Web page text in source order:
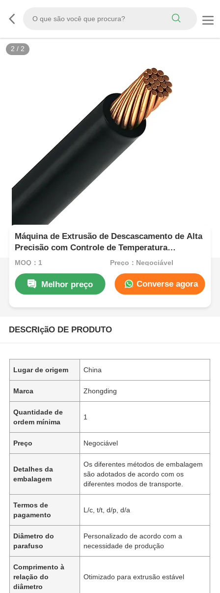
2 / 2
Máquina de Extrusão de Descascamento de Alta
Precisão com Controle de Temperatura
Multizona
MOQ：1 Preço：Negociável
Melhor preço Converse agora
DESCRIçãO DE PRODUTO
Lugar de origem China
Marca Zhongding
Quantidade de
ordem mínima
1
Preço Negociável
Detalhes da
embalagem
Os diferentes métodos de embalagem
são adotados de acordo com os
diferentes modos de transporte.
Termos de
pagamento
L/c, t/t, d/p, d/a
Diâmetro do
parafuso
Personalizado de acordo com a
necessidade de produção
Comprimento à
relação do
diâmetro
Otimizado para extrusão estável